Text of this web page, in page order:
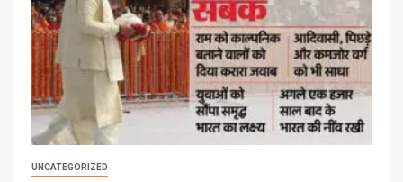
UNCATEGORIZED